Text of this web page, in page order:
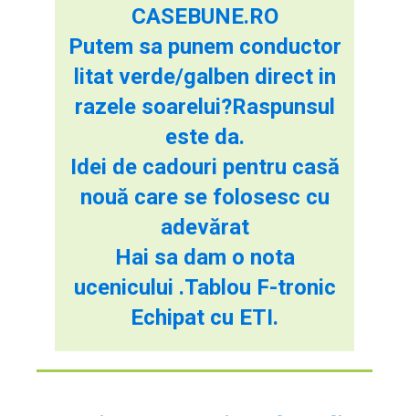
CASEBUNE.RO
Putem sa punem conductor
litat verde/galben direct in
razele soarelui?Raspunsul
este da.
Idei de cadouri pentru casă
nouă care se folosesc cu
adevărat
Hai sa dam o nota
ucenicului .Tablou F-tronic
Echipat cu ETI.